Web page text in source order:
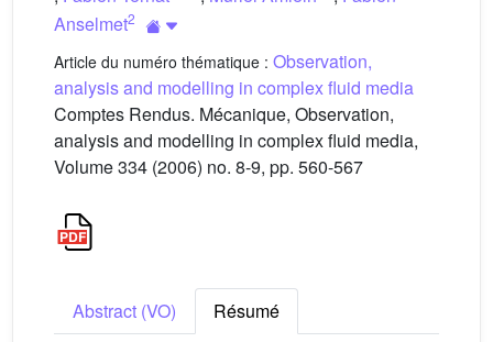
Anselmet2
Article du numéro thématique : Observation,
analysis and modelling in complex fluid media
Comptes Rendus. Mécanique, Observation,
analysis and modelling in complex fluid media,
Volume 334 (2006) no. 8-9, pp. 560-567
Abstract (VO)
Résumé